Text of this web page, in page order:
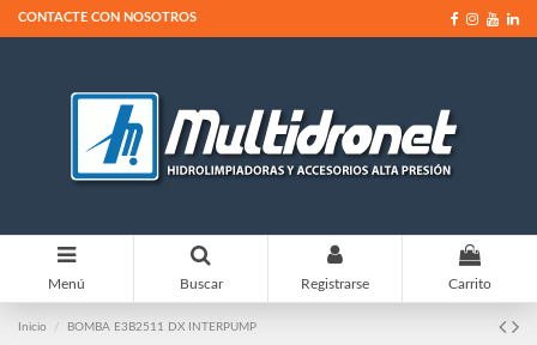
CONTACTE CON NOSOTROS
Menú Buscar Registrarse
0
Carrito
Inicio BOMBA E3B2511 DX INTERPUMP